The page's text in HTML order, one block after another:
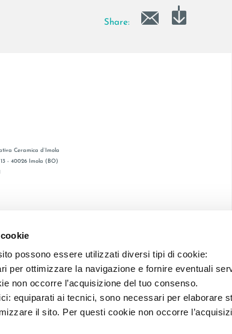
possono essere utilizzati diversi tipi di cookie:
per ottimizzare la navigazione e fornire eventuali
non occorre l’acquisizione del tuo consenso.
equiparati ai tecnici, sono necessari per elaborare
il sito. Per questi cookie non occorre
Share:
Ceramica d’Imola
- 40026 Imola (BO)
E REG. IMPR. BO 00286900378 R.E.A. BO 5545